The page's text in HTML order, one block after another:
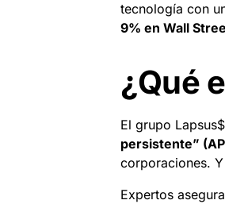
tecnología con
9% en Wall
¿Qué
El grupo
persistente”
corporaciones.
Expertos